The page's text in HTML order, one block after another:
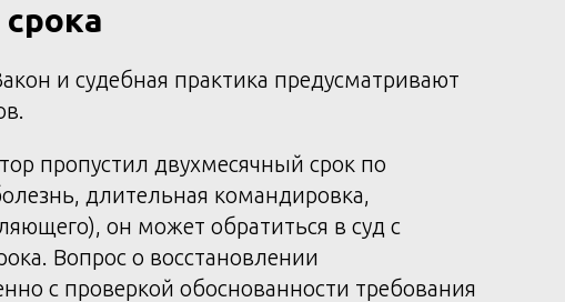
и судебная практика предусматривают
пропустил двухмесячный срок по
длительная командировка,
он может обратиться в суд с
Вопрос о восстановлении
с проверкой обоснованности требования